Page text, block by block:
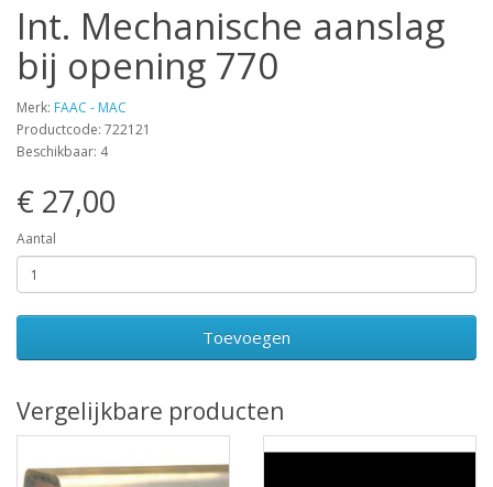
Int. Mechanische aanslag
bij opening 770
Merk: FAAC - MAC
Productcode: 722121
Beschikbaar: 4
€ 27,00
Aantal
Toevoegen
Vergelijkbare producten